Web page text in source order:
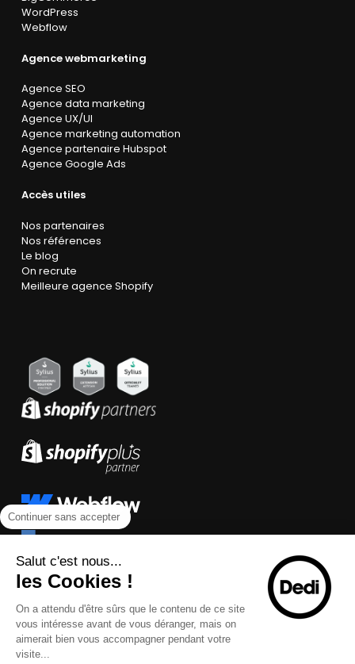
WordPress
Webflow
Agence webmarketing
Agence SEO
Agence data marketing
Agence UX/UI
Agence marketing automation
Agence partenaire Hubspot
Agence Google Ads
Accès utiles
Nos partenaires
Nos références
Le blog
On recrute
Meilleure agence Shopify
Continuer sans accepter
Salut c'est nous...
les Cookies !
On a attendu d'être sûrs que le contenu de ce site
vous intéresse avant de vous déranger, mais on
aimerait bien vous accompagner pendant votre
visite...